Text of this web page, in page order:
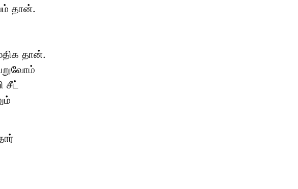
தான்.
தான்.
சீட்